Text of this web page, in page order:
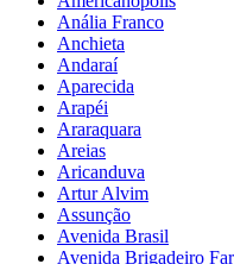
Anália Franco
Anchieta
Andaraí
Aparecida
Arapéi
Araraquara
Areias
Aricanduva
Artur Alvim
Assunção
Avenida Brasil
Avenida Brigadeiro